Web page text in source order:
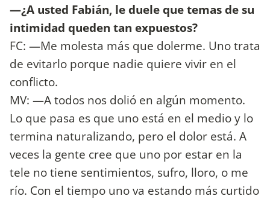
—¿A usted Fabián, le duele que temas de su
intimidad queden tan expuestos?
FC: —Me molesta más que dolerme. Uno trata
de evitarlo porque nadie quiere vivir en el
conflicto.
MV: —A todos nos dolió en algún momento.
Lo que pasa es que uno está en el medio y lo
termina naturalizando, pero el dolor está. A
veces la gente cree que uno por estar en la
tele no tiene sentimientos, sufro, lloro, o me
río. Con el tiempo uno va estando más curtido